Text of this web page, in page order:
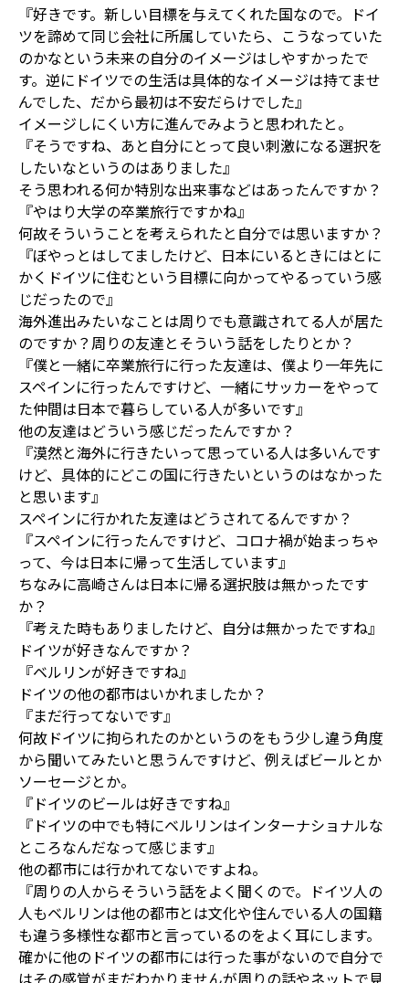
『好きです。新しい目標を与えてくれた国なので。ドイ
ツを諦めて同じ会社に所属していたら、こうなっていた
のかなという未来の自分のイメージはしやすかったで
す。逆にドイツでの生活は具体的なイメージは持てませ
んでした、だから最初は不安だらけでした』
イメージしにくい方に進んでみようと思われたと。
『そうですね、あと自分にとって良い刺激になる選択を
したいなというのはありました』
そう思われる何か特別な出来事などはあったんですか？
『やはり大学の卒業旅行ですかね』
何故そういうことを考えられたと自分では思いますか？
『ぼやっとはしてましたけど、日本にいるときにはとに
かくドイツに住むという目標に向かってやるっていう感
じだったので』
海外進出みたいなことは周りでも意識されてる人が居た
のですか？周りの友達とそういう話をしたりとか？
『僕と一緒に卒業旅行に行った友達は、僕より一年先に
スペインに行ったんですけど、一緒にサッカーをやって
た仲間は日本で暮らしている人が多いです』
他の友達はどういう感じだったんですか？
『漠然と海外に行きたいって思っている人は多いんです
けど、具体的にどこの国に行きたいというのはなかった
と思います』
スペインに行かれた友達はどうされてるんですか？
『スペインに行ったんですけど、コロナ禍が始まっちゃ
って、今は日本に帰って生活しています』
ちなみに高崎さんは日本に帰る選択肢は無かったです
か？
『考えた時もありましたけど、自分は無かったですね』
ドイツが好きなんですか？
『ベルリンが好きですね』
ドイツの他の都市はいかれましたか？
『まだ行ってないです』
何故ドイツに拘られたのかというのをもう少し違う角度
から聞いてみたいと思うんですけど、例えばビールとか
ソーセージとか。
『ドイツのビールは好きですね』
『ドイツの中でも特にベルリンはインターナショナルな
ところなんだなって感じます』
他の都市には行かれてないですよね。
『周りの人からそういう話をよく聞くので。ドイツ人の
人もベルリンは他の都市とは文化や住んでいる人の国籍
も違う多様性な都市と言っているのをよく耳にします。
確かに他のドイツの都市には行った事がないので自分で